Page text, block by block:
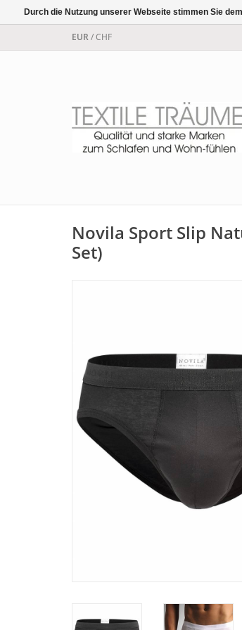
EUR/CHF
Novila Sport Slip
Set)
Durch die Nutzung unserer Webseite stimmen Sie